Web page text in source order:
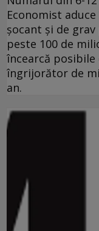
Economist
şocant şi de
peste 100 de
încearcă
îngrijorător de
an.